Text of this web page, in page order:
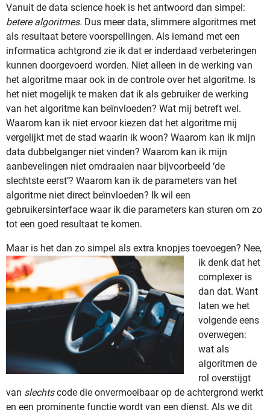
Vanuit de data science hoek is het antwoord dan simpel:
betere algoritmes. Dus meer data, slimmere algoritmes met
als resultaat betere voorspellingen. Als iemand met een
informatica achtgrond zie ik dat er inderdaad verbeteringen
kunnen doorgevoerd worden. Niet alleen in de werking van
het algoritme maar ook in de controle over het algoritme. Is
het niet mogelijk te maken dat ik als gebruiker de werking
van het algoritme kan beïnvloeden? Wat mij betreft wel.
Waarom kan ik niet ervoor kiezen dat het algoritme mij
vergelijkt met de stad waarin ik woon? Waarom kan ik mijn
data dubbelganger niet vinden? Waarom kan ik mijn
aanbevelingen niet omdraaien naar bijvoorbeeld ‘de
slechtste eerst’? Waarom kan ik de parameters van het
algoritme niet direct beïnvloeden? Ik wil een
gebruikersinterface waar ik die parameters kan sturen om zo
tot een goed resultaat te komen.
Maar is het dan zo simpel als extra knopjes toevoegen? Nee,
ik denk dat het
complexer is
dan dat. Want
laten we het
volgende eens
overwegen:
wat als
algoritmen de
rol overstijgt
van slechtscode die onvermoeibaar op de achtergrond werkt
en een prominente functie wordt van een dienst. Als we dit